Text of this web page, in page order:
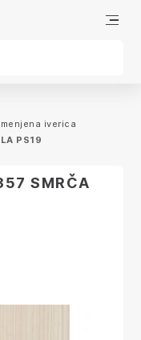
iverica
PS19
SMRČA